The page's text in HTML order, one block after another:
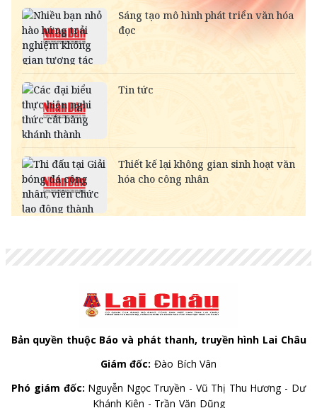
SEK
2,709.10
2,823.98
SAR
RUB
NOK
- 2,696.08
2,810.41
MYR
KWD
CAD
18,244.67 18,428.96
19,019.23
CHF
31,643.07 31,962.69
32,986.44
INR
HKD
3,249.71 3,282.53
3,408.07
Bản quyền thuộc Báo và phát thanh, truyền hình Lai Châu
Giám đốc: Đào Bích Vân
Phó giám đốc: Nguyễn Ngọc Truyền - Vũ Thị Thu Hương - Dư
Khánh Kiên - Trần Văn Dũng